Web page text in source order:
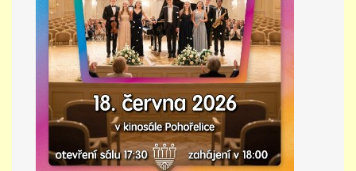
© 2026 eStránky.cz |Tisk|Nahoru ↑